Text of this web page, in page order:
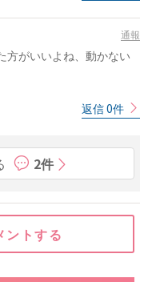
通報
方がいいよね、動かない
返信 0件
2件
ントする